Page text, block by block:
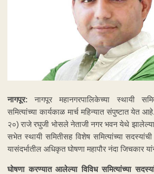
नागपूर: नागपूर महानगरपालिकेच्या स्थायी
समित्यांच्या कार्यकाळ मार्च महिन्यात संपुष्टात येत
२०) राजे रघुजी भोसले नेताजी नगर भवन येथे झालेल्या
सभेत स्थायी समितीसह विशेष समित्यांच्या
यासंदर्भातील अधिकृत घोषणा महापौर नंदा जिचकार
घोषणा करण्यात आलेल्या विविध समित्यांच्या